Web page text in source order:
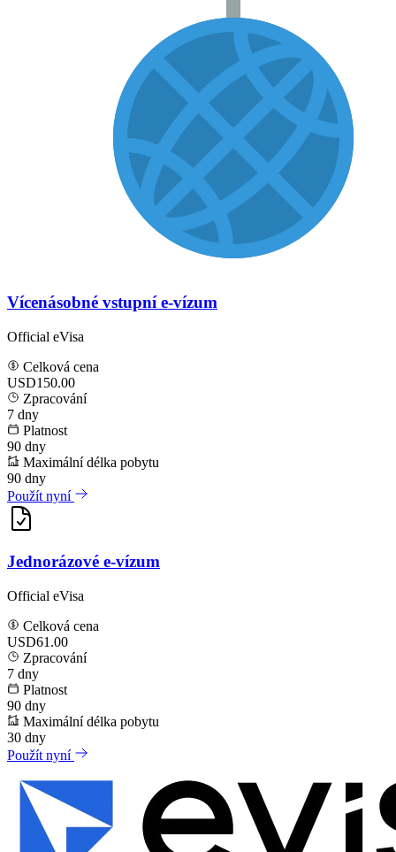
Vícenásobné vstupní e-vízum
Official eVisa
Celková cena
USD150.00
Zpracování
7 dny
Platnost
90 dny
Maximální délka pobytu
90 dny
Použít nyní
Jednorázové e-vízum
Official eVisa
Celková cena
USD61.00
Zpracování
7 dny
Platnost
90 dny
Maximální délka pobytu
30 dny
Použít nyní